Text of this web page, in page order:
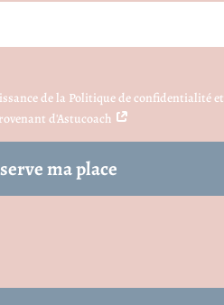
de la Politique de confidentialité et
d'Astucoach
ma place